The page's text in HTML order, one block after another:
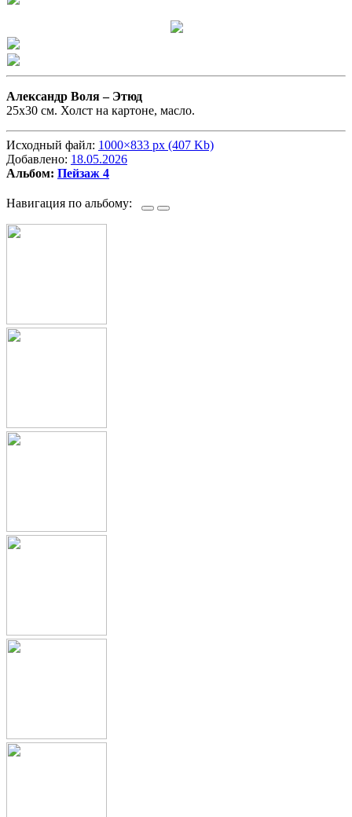
Александр Воля – Этюд
25х30 см. Холст на картоне, масло.
Исходный файл: 1000×833 px (407 Kb)
Добавлено: 18.05.2026
Альбом: Пейзаж 4
Навигация по альбому: